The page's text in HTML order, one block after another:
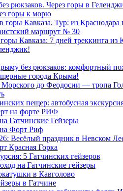
рюкзаков. Через горы в
горы к морю
горы Кавказа. Тур: из Краснодара
маршрут № 30
Кавказа: 7 дней треккинга из
без рюкзаков: комфортный
города Крыма!
до Феодосии — тропа
пещер: автобусная
на форте РИФ
Гатчинские Гейзеры
Форт Риф
Весёлый праздник в Невском
Красная Горка
5 Гатчинских гейзеров
на Гатчинские гейзеры
в Кавголово
в Гатчине